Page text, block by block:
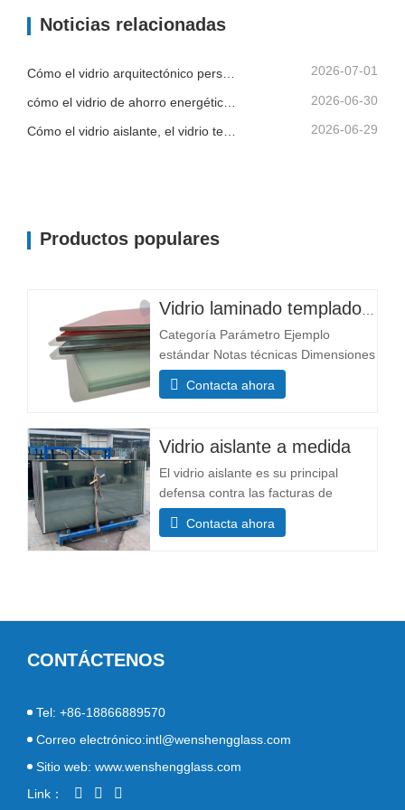
estructural Espesor de la capa de
Noticias relacionadas
2026-07-01
2026-06-30
2026-06-29
Productos populares
Categoría Parámetro Ejemplo
estándar Notas técnicas Dimensiones
Tamaño mínimo 300×300 mm La
mayoría de los tamaños
estructural Espesor de la capa de
vidrio (mm) Capa única: 3+3, 5+5,
6+6 El grosor afecta a
Contacta ahora
Vidrio aislante a medida
El vidrio aislante es su principal
defensa contra las facturas de
energía elevadas. La capa de aire o
gas herméticamente sellada entre los
Contacta ahora
CONTÁCTENOS
Tel: +86-18866889570
Correo electrónico:intl@wenshengglass.com
Sitio web: www.wenshengglass.com
Link：